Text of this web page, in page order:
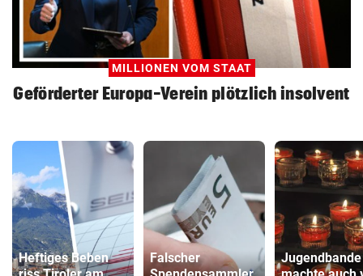
MILLIONEN VOM STAAT
Geförderter Europa-Verein plötzlich insolvent
Heftiges Beben
Falscher
Jugendbande